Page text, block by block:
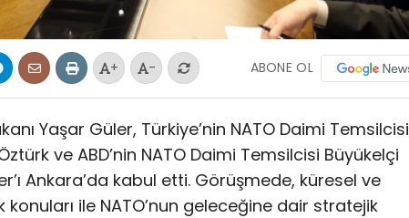
+ - ABONE OL
Yaşar Güler, Türkiye’nin NATO Daimi Temsilcisi
ve ABD’nin NATO Daimi Temsilcisi Büyükelçi
Ankara’da kabul etti. Görüşmede, küresel ve
ile NATO’nun geleceğine dair stratejik